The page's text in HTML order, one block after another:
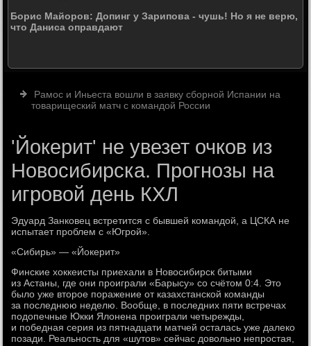
Борис Майоров: Допинг у Зарипова - чушь! Но я не верю,
что Даниса оправдают
Рамос и Иньеста вошли в заявку сборной Испании на
товарищеский матч с командой России
'Йокерит' не увезет очков из
Новосибирска. Прогнозы на
игровой день КХЛ
Эдуард Занковец встретится с бывшей командой, а ЦСКА не
испытает проблем с «Югрой».
«Сибирь» — «Йокерит»
Финские хоккеисты приехали в Новосибирск битыми
из Астаны, где они проиграли «Барысу» со счётом 0:4. Это
было уже второе поражение от казахстанской команды
за последнюю неделю. Вообще, в последних пяти встречах
подопечные Юкки Ялонена проиграли четырежды,
и победная серия из пятнадцати матчей осталась уже далеко
позади. Реальность для «шутов» сейчас довольно непростая,